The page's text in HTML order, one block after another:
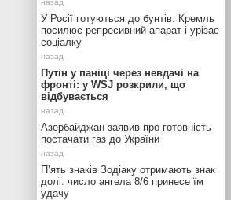
У Росії готуються до бунтів: Кремль
посилює репресивний апарат і урізає
соціалку
Путін у паніці через невдачі на
фронті: у WSJ розкрили, що
відбувається
Азербайджан заявив про готовність
постачати газ до України
П’ять знаків Зодіаку отримають знак
долі: число ангела 8/6 принесе їм
удачу